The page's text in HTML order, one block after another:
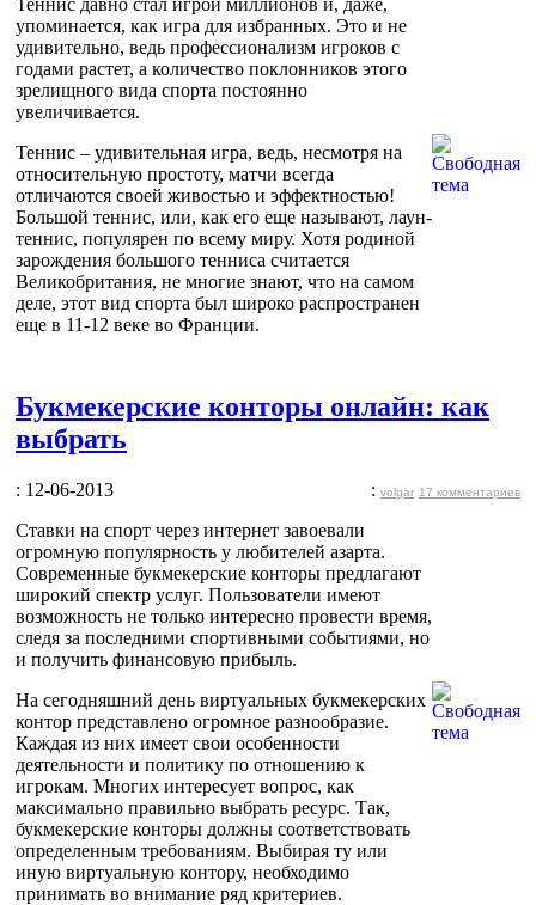
упоминается, как игра для избранных. Это и не
удивительно, ведь профессионализм игроков с
годами растет, а количество поклонников этого
зрелищного вида спорта постоянно
увеличивается.
Теннис – удивительная игра, ведь, несмотря на
относительную простоту, матчи всегда
отличаются своей живостью и эффектностью!
Большой теннис, или, как его еще называют, лаун-
теннис, популярен по всему миру. Хотя родиной
зарождения большого тенниса считается
Великобритания, не многие знают, что на самом
деле, этот вид спорта был широко распространен
еще в 11-12 веке во Франции.
Букмекерские конторы онлайн: как
выбрать
: 12-06-2013 : volgar 17 комментариев
Ставки на спорт через интернет завоевали
огромную популярность у любителей азарта.
Современные букмекерские конторы предлагают
широкий спектр услуг. Пользователи имеют
возможность не только интересно провести время,
следя за последними спортивными событиями, но
и получить финансовую прибыль.
На сегодняшний день виртуальных букмекерских
контор представлено огромное разнообразие.
Каждая из них имеет свои особенности
деятельности и политику по отношению к
игрокам. Многих интересует вопрос, как
максимально правильно выбрать ресурс. Так,
букмекерские конторы должны соответствовать
определенным требованиям. Выбирая ту или
иную виртуальную контору, необходимо
принимать во внимание ряд критериев.